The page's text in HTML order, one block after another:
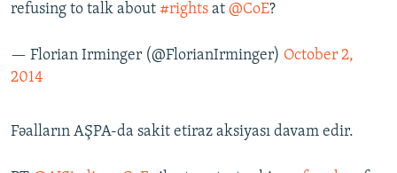
refusing to talk about #rights at @CoE?
— Florian Irminger (@FlorianIrminger) October 2,
2014
Fəalların AŞPA-da sakit etiraz aksiyası davam edir.